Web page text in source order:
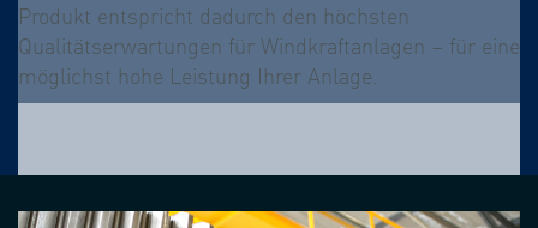
Produkt entspricht dadurch den höchsten
Qualitätserwartungen für Windkraftanlagen – für eine
möglichst hohe Leistung Ihrer Anlage.